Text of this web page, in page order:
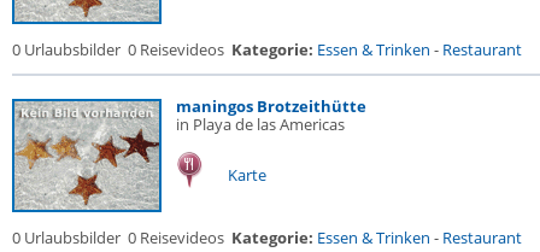
0 Urlaubsbilder 0 Reisevideos Kategorie: Essen & Trinken - Restaurant
maningos Brotzeithütte
in Playa de las Americas
Karte
0 Urlaubsbilder 0 Reisevideos Kategorie: Essen & Trinken - Restaurant